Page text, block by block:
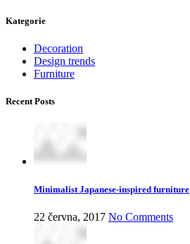
Kategorie
Decoration
Design trends
Furniture
Recent Posts
Minimalist Japanese-inspired furniture
22 června, 2017 No Comments